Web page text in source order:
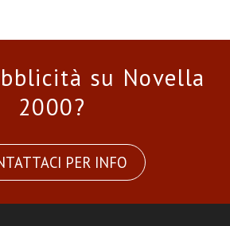
su Novella
2000?
PER INFO